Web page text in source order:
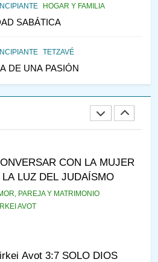
HOGAR Y FAMILIA
SABÁTICA
TETZAVÉ
DE UNA PASIÓN
¿POR QUÉ
Y LA QUEJA DE
¿QUIÉN ES SABIO?
CON LA MUJER
LA LUZ DEL JUDAÍSMO
PAREJA Y MATRIMONIO
AVOT
Avot 3:7 SOLO DIOS